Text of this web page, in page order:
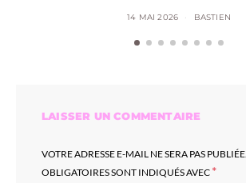
14 MAI 2026 BASTIEN
LAISSER UN COMMENTAIRE
VOTRE ADRESSE E-MAIL NE SERA PAS PUBLIÉE.
OBLIGATOIRES SONT INDIQUÉS AVEC *